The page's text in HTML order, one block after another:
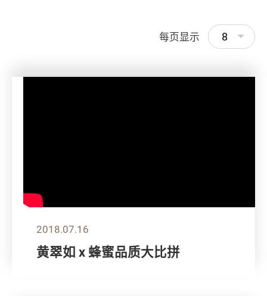
每页显示 8
2018.07.16
黄翠如 x 蜂蜜品质大比拼